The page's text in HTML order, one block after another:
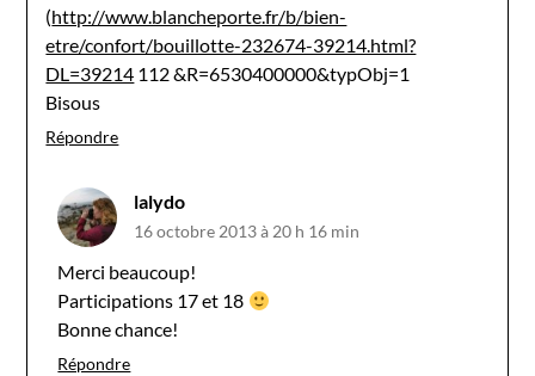
(http://www.blancheporte.fr/b/bien-
etre/confort/bouillotte-232674-39214.html?
DL=39214 112 &R=6530400000&typObj=1
Bisous
Répondre
lalydo
16 octobre 2013 à 20 h 16 min
Merci beaucoup!
Participations 17 et 18
Bonne chance!
Répondre